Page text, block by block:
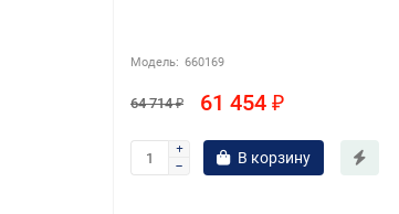
660169
64 714 ₽ 61 454 ₽
В корзину